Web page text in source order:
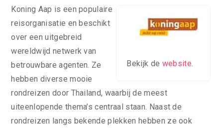
Bekijk de website.
Koning Aap is een populaire
reisorganisatie en beschikt
over een uitgebreid
wereldwijd netwerk van
betrouwbare agenten. Ze
hebben diverse mooie
rondreizen door Thailand, waarbij de meest
uiteenlopende thema’s centraal staan. Naast de
rondreizen langs bekende plekken hebben ze ook